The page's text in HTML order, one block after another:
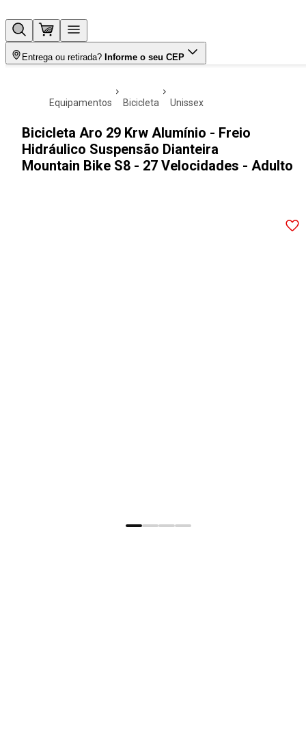
Entrega ou retirada? Informe o seu CEP
equipamentos bicicleta unissex
Bicicleta Aro 29 Krw Alumínio - Freio
Hidráulico Suspensão Dianteira
Mountain Bike S8 - 27 Velocidades - Adulto